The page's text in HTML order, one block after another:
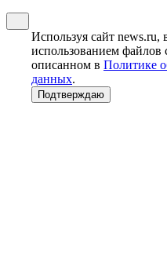
Используя сайт news.ru,
использованием файлов
описанном в Политике
данных.
Подтверждаю